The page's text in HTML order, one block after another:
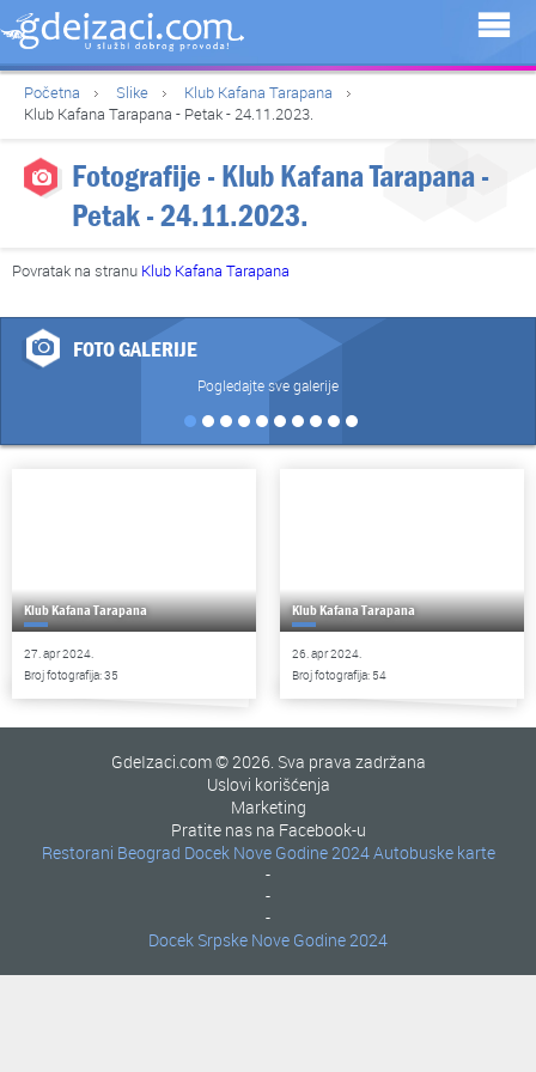
Početna Slike
Klub Kafana Tarapana
Klub Kafana Tarapana - Petak - 24.11.2023.
Fotografije - Klub Kafana Tarapana -
Petak - 24.11.2023.
Povratak na stranu Klub Kafana Tarapana
FOTO GALERIJE
Pogledajte sve galerije
Klub Kafana Tarapana
27. apr 2024.
Broj fotografija: 35
Klub Kafana Tarapana
26. apr 2024.
Broj fotografija: 54
GdeIzaci.com © 2026. Sva prava zadržana
Uslovi korišćenja
Marketing
Pratite nas na Facebook-u
Restorani Beograd
-
Docek Nove Godine 2024
-
Autobuske karte
-
Docek Srpske Nove Godine 2024